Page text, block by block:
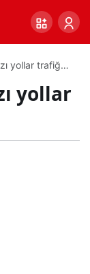
yollar trafiğe
yollar